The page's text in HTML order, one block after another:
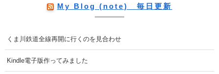
My Blog (note) 毎日更新
くま川鉄道全線再開に行くのを見合わせ
Kindle電子版作ってみました